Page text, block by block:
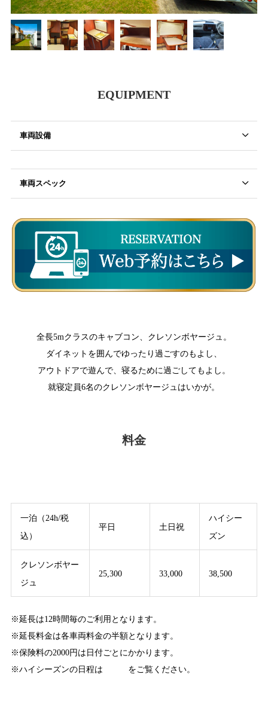
EQUIPMENT
車両設備
車両スペック
全長5mクラスのキャブコン、クレソンボヤージュ。
ダイネットを囲んでゆったり過ごすのもよし、
アウトドアで遊んで、寝るために過ごしてもよし。
就寝定員6名のクレソンボヤージュはいかが。
料金
一泊（24h/税
込）
平日 土日祝
ハイシー
ズン
クレソンボヤー
ジュ
25,300 33,000 38,500
※延長は12時間毎のご利用となります。
※延長料金は各車両料金の半額となります。
※保険料の2000円は日付ごとにかかります。
※ハイシーズンの日程は
をご覧ください。